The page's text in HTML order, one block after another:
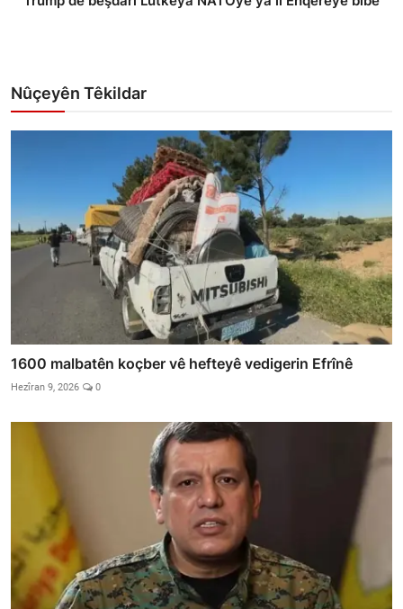
Nûçeyên Têkildar
1600 malbatên koçber vê hefteyê vedigerin Efrînê
Hezîran 9, 2026 0